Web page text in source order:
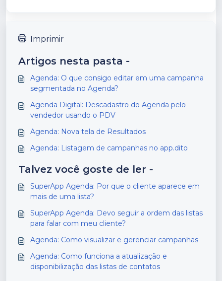
Imprimir
Artigos nesta pasta -
Agenda: O que consigo editar em uma campanha
segmentada no Agenda?
Agenda Digital: Descadastro do Agenda pelo
vendedor usando o PDV
Agenda: Nova tela de Resultados
Agenda: Listagem de campanhas no app.dito
Talvez você goste de ler -
SuperApp Agenda: Por que o cliente aparece em
mais de uma lista?
SuperApp Agenda: Devo seguir a ordem das listas
para falar com meu cliente?
Agenda: Como visualizar e gerenciar campanhas
Agenda: Como funciona a atualização e
disponibilização das listas de contatos